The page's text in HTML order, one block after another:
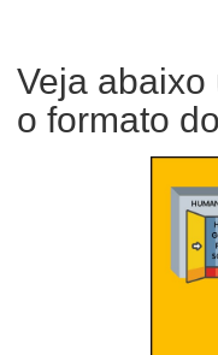
Veja
o formato